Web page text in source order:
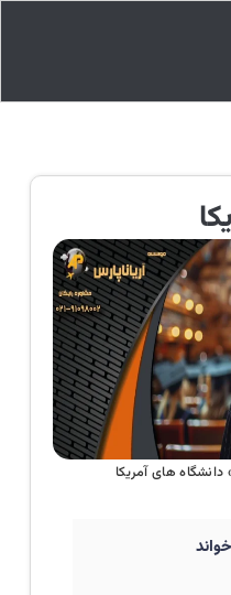
دانشگاه های آمریکا